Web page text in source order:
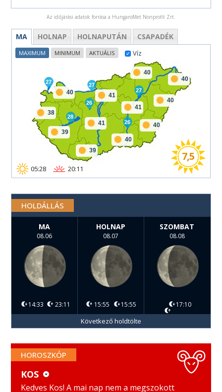
Az időjárási adatok forrása a HungaroMet Nonprofit Zrt.
MA HOLNAP HOLNAPUTÁN CSAPADÉK
40
38
39
41
39
40
41
41
40
40
40
40
27
28
26
27
26
27
05:28 20:11
7,5
Víz
MAXIMUM MINIMUM AKTUÁLIS
HOLDÁLLÁS
MA
08.06
14:33 23:11
HOLNAP
08.07
15:55 15:55
SZOMBAT
08.08
17:10
Következő holdtölte
HOROSZKÓP
KOS
KOS
Kedves Kos! A mai nap nem a megszokott